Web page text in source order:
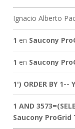
Ignacio Alberto
1 en Saucony
1 en Saucony
1') ORDER BY 1--
1 AND
Saucony